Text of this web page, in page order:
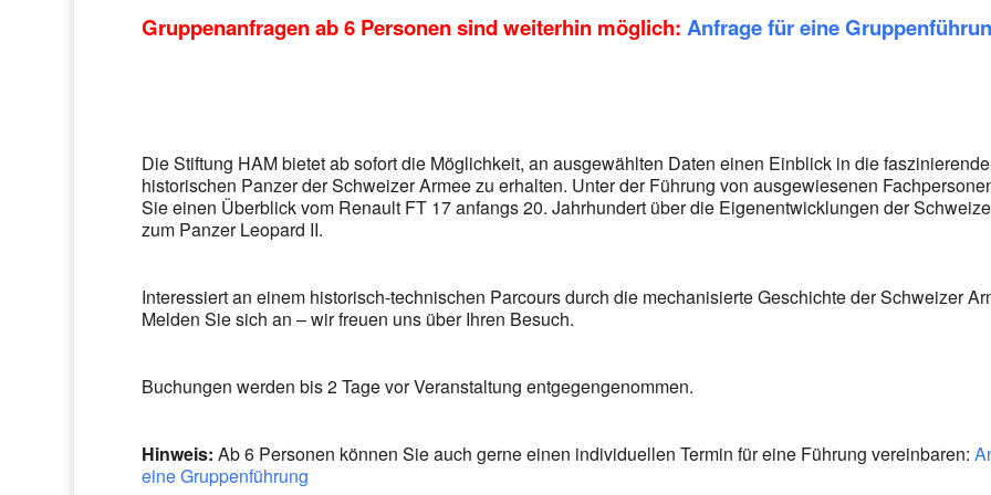
Gruppenanfragen ab 6 Personen sind weiterhin möglich: Anfrage für eine
Die Stiftung HAM bietet ab sofort die Möglichkeit, an ausgewählten Daten einen Einblick in die
historischen Panzer der Schweizer Armee zu erhalten. Unter der Führung von ausgewiesenen
Sie einen Überblick vom Renault FT 17 anfangs 20. Jahrhundert über die Eigenentwicklungen der
zum Panzer Leopard II.
Interessiert an einem historisch-technischen Parcours durch die mechanisierte Geschichte der Schweizer
Melden Sie sich an – wir freuen uns über Ihren Besuch.
Buchungen werden bis 2 Tage vor Veranstaltung entgegengenommen.
Hinweis: Ab 6 Personen können Sie auch gerne einen individuellen Termin für eine Führung vereinbaren:
eine Gruppenführung